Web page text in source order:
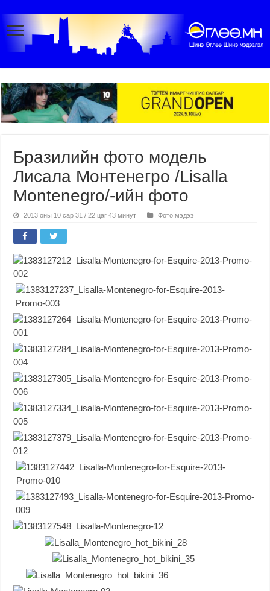
Бразилийн фото модель
Лисала Монтенегро /Lisalla
Montenegro/-ийн фото
2013 оны 10 сар 31 / 22 цаг 43 минут Фото мэдээ